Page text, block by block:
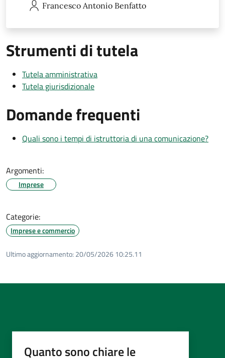
Francesco Antonio Benfatto
Strumenti di tutela
Tutela amministrativa
Tutela giurisdizionale
Domande frequenti
Quali sono i tempi di istruttoria di una comunicazione?
Argomenti:
Imprese
Categorie:
Imprese e commercio
Ultimo aggiornamento: 20/05/2026 10:25.11
Quanto sono chiare le